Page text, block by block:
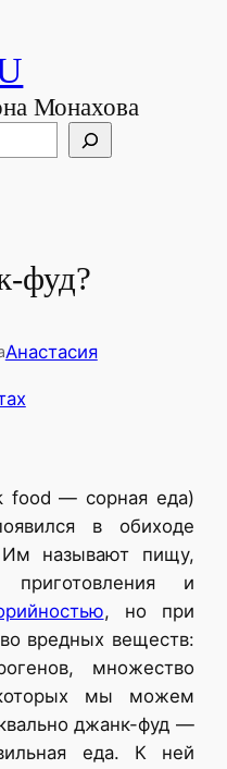
Монахова
фуд?
Анастасия
food — сорная еда)
в обиходе
Им называют пищу,
и
, но при
вредных веществ:
множество
мы можем
джанк-фуд —
еда. К ней